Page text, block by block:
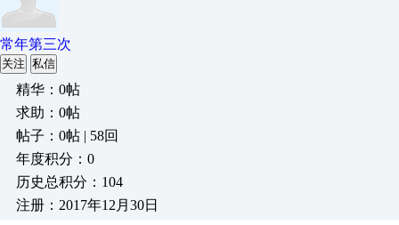
常年第三次
关注 私信
精华：0帖
求助：0帖
帖子：0帖 | 58回
年度积分：0
历史总积分：104
注册：2017年12月30日